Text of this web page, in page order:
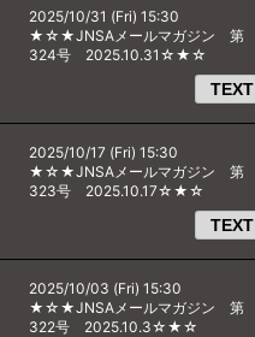
2025/10/31 (Fri) 15:30
★☆★JNSAメールマガジン 第
324号 2025.10.31☆★☆
TEXT
2025/10/17 (Fri) 15:30
★☆★JNSAメールマガジン 第
323号 2025.10.17☆★☆
TEXT
2025/10/03 (Fri) 15:30
★☆★JNSAメールマガジン 第
322号 2025.10.3☆★☆